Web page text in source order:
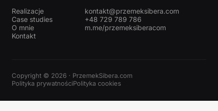
Realizacje
Case studies
O mnie
Kontakt
kontakt@przemeksibera.com
+48 729 789 786
m.me/przemeksiberacom
Copyright © 2026 · PrzemekSibera.com
Polityka prywatnościPolityka cookies